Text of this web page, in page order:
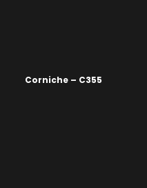
Corniche – C355